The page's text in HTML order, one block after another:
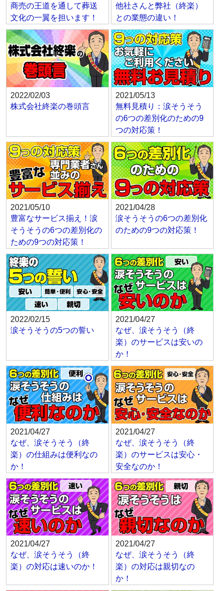
商売の王道を通して葬送
文化の一翼を担います！
他社さんと弊社（終楽）
との業態の違い！
2022/02/03
株式会社終楽の巻頭言
2021/05/13
無料見積り：涙そうそう
の6つの差別化のための9
つの対応策！
2021/05/10
豊富なサービス揃え！涙
そうそうの6つの差別化の
ための9つの対応策！
2021/04/28
涙そうそうの6つの差別化
のための9つの対応策！
2022/02/15
涙そうそうの5つの誓い
2021/04/27
なぜ、涙そうそう（終
楽）のサービスは安いの
か！
2021/04/27
なぜ、涙そうそう（終
楽）の仕組みは便利なの
か！
2021/04/27
なぜ、涙そうそう（終
楽）のサービスは安心・
安全なのか！
2021/04/27
なぜ、涙そうそう（終
楽）の対応は速いのか！
2021/04/27
なぜ、涙そうそう（終
楽）の対応は親切なの
か！